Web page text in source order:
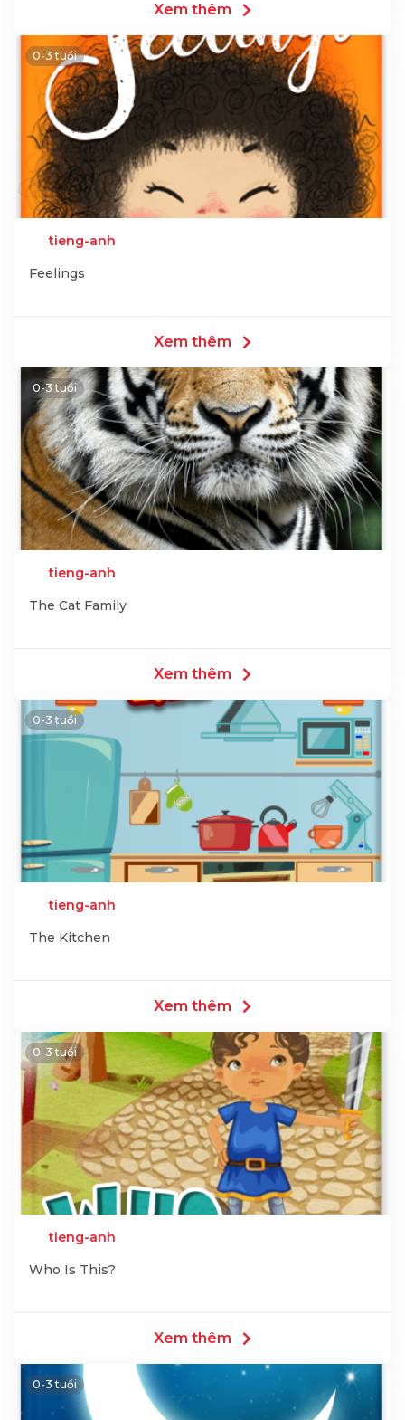
Xem thêm
0-3 tuổi
tieng-anh
Feelings
Xem thêm
0-3 tuổi
tieng-anh
The Cat Family
Xem thêm
0-3 tuổi
tieng-anh
The Kitchen
Xem thêm
0-3 tuổi
tieng-anh
Who Is This?
Xem thêm
0-3 tuổi